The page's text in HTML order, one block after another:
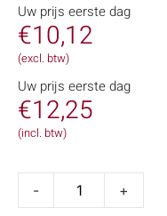
Uw prijs eerste dag
€10,12
(excl. btw)
Uw prijs eerste dag
€12,25
(incl. btw)
- +